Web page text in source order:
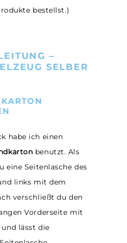
bestellst.)
–
SELBER
habe ich einen
benutzt. Als
eine Seitenlasche des
links mit dem
verschließt du den
Vorderseite mit
lässt die